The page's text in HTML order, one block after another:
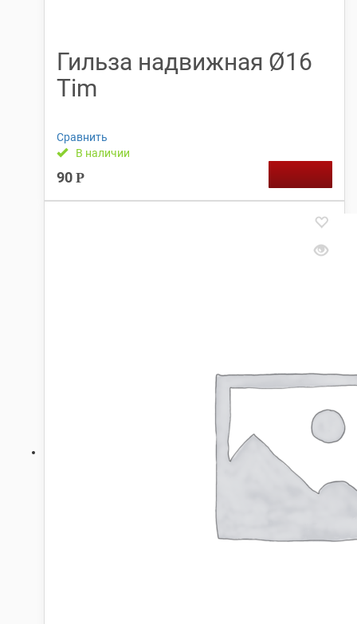
Гильза надвижная Ø16
Tim
Сравнить
В наличии
90 Р